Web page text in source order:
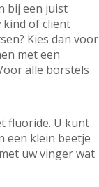
bij een juist
kind of cliënt
Kies dan voor
met een
alle borstels
fluoride. U kunt
een klein beetje
uw vinger wat